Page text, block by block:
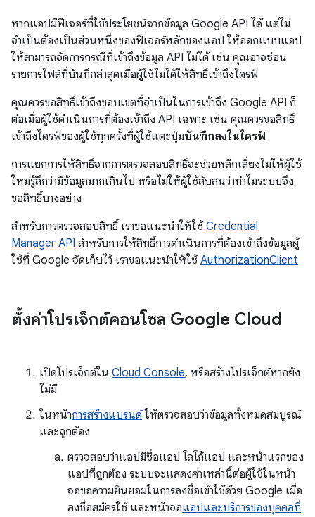
หากแอปมีฟีเจอร์ที่ใช้ประโยชน์จากข้อมูล Google API ได้ แต่ไม่
จำเป็นต้องเป็นส่วนหนึ่งของฟีเจอร์หลักของแอป ให้ออกแบบแอป
ให้สามารถจัดการกรณีที่เข้าถึงข้อมูล API ไม่ได้ เช่น คุณอาจซ่อน
รายการไฟล์ที่บันทึกล่าสุดเมื่อผู้ใช้ไม่ได้ให้สิทธิ์เข้าถึงไดรฟ์
คุณควรขอสิทธิ์เข้าถึงขอบเขตที่จำเป็นในการเข้าถึง Google API ก็
ต่อเมื่อผู้ใช้ดำเนินการที่ต้องเข้าถึง API เฉพาะ เช่น คุณควรขอสิทธิ์
เข้าถึงไดรฟ์ของผู้ใช้ทุกครั้งที่ผู้ใช้แตะปุ่มบันทึกลงในไดรฟ์
การแยกการให้สิทธิ์จากการตรวจสอบสิทธิ์จะช่วยหลีกเลี่ยงไม่ให้ผู้ใช้
ใหม่รู้สึกว่ามีข้อมูลมากเกินไป หรือไม่ให้ผู้ใช้สับสนว่าทำไมระบบจึง
ขอสิทธิ์บางอย่าง
สำหรับการตรวจสอบสิทธิ์ เราขอแนะนำให้ใช้ Credential
Manager API สำหรับการให้สิทธิ์การดำเนินการที่ต้องเข้าถึงข้อมูลผู้
ใช้ที่ Google จัดเก็บไว้ เราขอแนะนำให้ใช้ AuthorizationClient
ตั้งค่าโปรเจ็กต์คอนโซล Google Cloud
เปิดโปรเจ็กต์ใน Cloud Console, หรือสร้างโปรเจ็กต์หากยัง
ไม่มี
ในหน้าการสร้างแบรนด์ให้ตรวจสอบว่าข้อมูลทั้งหมดสมบูรณ์
และถูกต้อง
ตรวจสอบว่าแอปมีชื่อแอป โลโก้แอป และหน้าแรกของ
แอปที่ถูกต้อง ระบบจะแสดงค่าเหล่านี้ต่อผู้ใช้ในหน้า
จอขอความยินยอมในการลงชื่อเข้าใช้ด้วย Google เมื่อ
ลงชื่อสมัครใช้ และหน้าจอแอปและบริการของบุคคลที่